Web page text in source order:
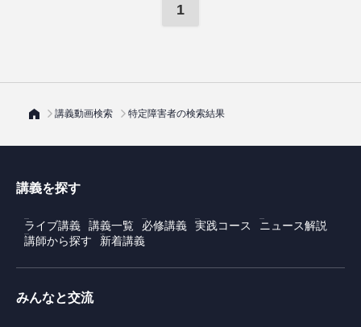
1
講義動画検索 特定障害者の検索結果
講義を探す
ライブ講義 講義一覧 必修講義 実践コース
ニュース解説
講師から探す
新着講義
みんなと交流